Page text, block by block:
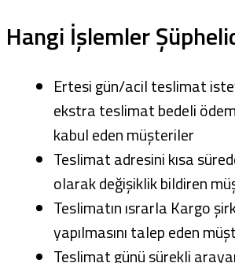
Hangi İşlemler
Ertesi gün/acil teslimat
ekstra teslimat bedeli
kabul eden müşteriler
Teslimat adresini kısa
olarak değişiklik bildiren
Teslimatın ısrarla Kargo
yapılmasını talep eden
Teslimat günü sürekli